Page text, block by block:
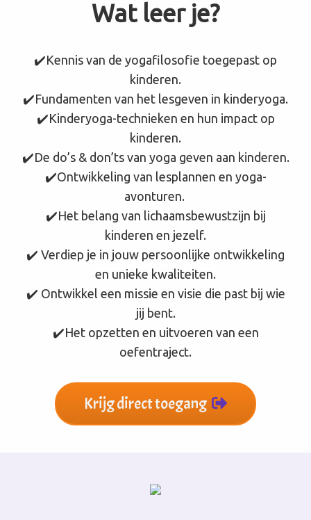
Wat leer je?
✔️Kennis van de yogafilosofie toegepast op
kinderen.
✔️Fundamenten van het lesgeven in kinderyoga.
✔️Kinderyoga-technieken en hun impact op
kinderen.
✔️De do’s & don’ts van yoga geven aan kinderen.
✔️Ontwikkeling van lesplannen en yoga-
avonturen.
✔️Het belang van lichaamsbewustzijn bij
kinderen en jezelf.
✔️ Verdiep je in jouw persoonlijke ontwikkeling
en unieke kwaliteiten.
✔️ Ontwikkel een missie en visie die past bij wie
jij bent.
✔️Het opzetten en uitvoeren van een
oefentraject.
Krijg direct toegang